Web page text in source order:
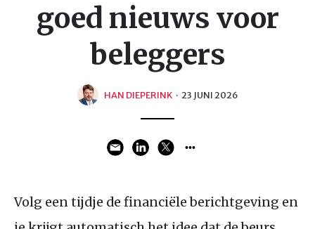
goed nieuws voor
beleggers
HAN DIEPERINK · 23 JUNI 2026
Volg een tijdje de financiële berichtgeving en